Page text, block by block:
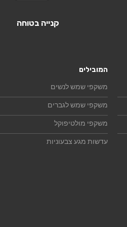
קנייה בטוחה
המובילים
משקפי שמש לנשים
משקפי שמש לגברים
משקפי מולטיפוקל
עדשות מגע צבעוניות